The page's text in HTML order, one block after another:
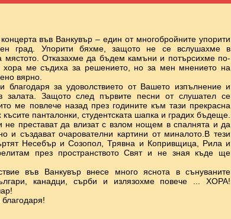
във Ванкувър – един от многобройните упорити
град. Упорити бяхме, защото не се вслушахме в
мястото. Отказахме да бъдем камъни и потърсихме по-
хора ме съдиха за решението, но за мен мнението на
вярно.
за удоволствието от Вашето изпълнение и
в залата. Защото след първите песни от слушател се
ме повлече назад през годините към тази прекрасна
панталонки, студентската шапка и градих бъдеще.
не престават да влизат с взлом нощем в спалнята и да
и създават очарователни картини от миналото.В тези
Несебър и Созопол, Трявна и Копривщица, Рила и
през пространството Свят и не зная къде ще
във Ванкувър внесе много яснота в сънуваните
канадци, сърби и излязохме повече ... ХОРА!